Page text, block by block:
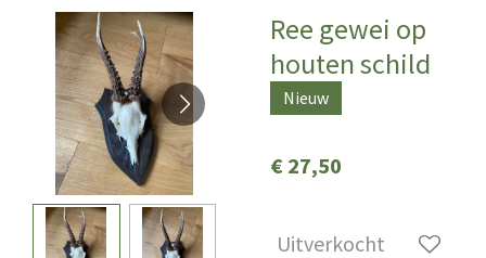
Ree gewei op
houten schild
Nieuw
€ 27,50
Uitverkocht